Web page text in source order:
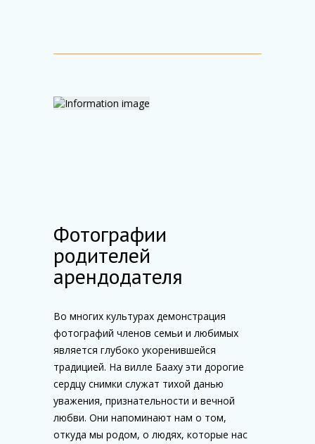
Фотографии
родителей
арендодателя
Во многих культурах демонстрация
фотографий членов семьи и любимых
является глубоко укоренившейся
традицией. На вилле Бааху эти дорогие
сердцу снимки служат тихой данью
уважения, признательности и вечной
любви. Они напоминают нам о том,
откуда мы родом, о людях, которые нас